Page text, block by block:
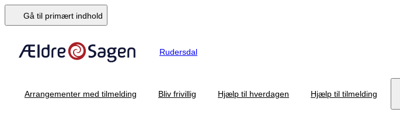
Gå til primært indhold
Rudersdal
Arrangementer med tilmelding Bliv frivillig Hjælp til hverdagen Hjælp til tilmelding